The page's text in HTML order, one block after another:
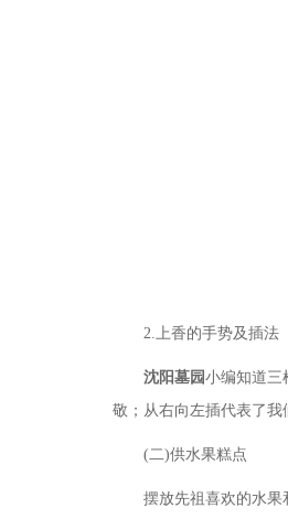
2.上香的手势及插法
沈阳墓园小编知道三
敬；从右向左插代表了我
(二)供水果糕点
摆放先祖喜欢的水果